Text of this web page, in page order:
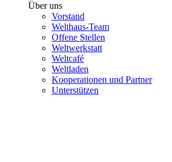
Über uns
Vorstand
Welthaus-Team
Offene Stellen
Weltwerkstatt
Weltcafé
Weltladen
Kooperationen und Partner
Unterstützen